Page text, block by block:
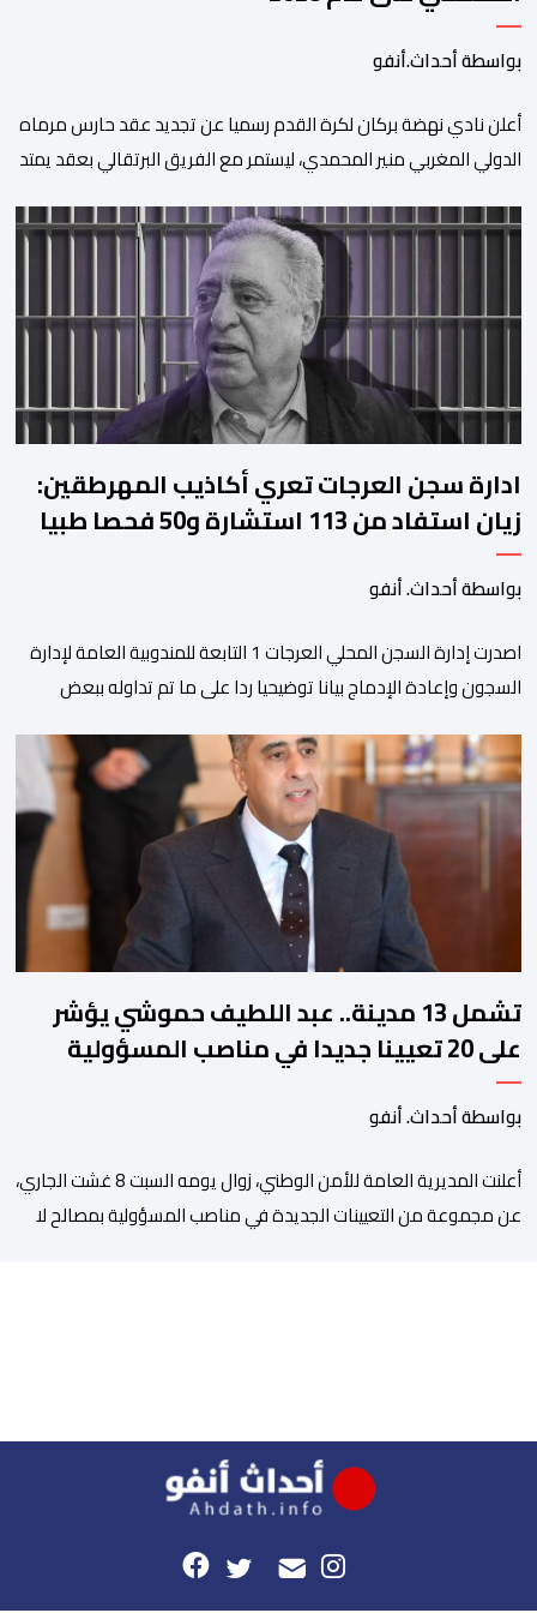
بواسطة أحداث.أنفو
​أعلن نادي نهضة بركان لكرة القدم رسميا عن تجديد عقد حارس مرماه
الدولي المغربي منير المحمدي، ليستمر مع الفريق البرتقالي بعقد يمتد
على منصات التواصل الاجتماعي، مصحوبا بعبارة “الرحلة مستمرة”، في
إشارة إلى رغبة الإدارة في الحفاظ على ركائز الفريق والتعزيز من
ادارة سجن العرجات تعري أكاذيب المهرطقين:
زيان استفاد من 113 استشارة و50 فحصا طبيا
بواسطة أحداث. أنفو
اصدرت إدارة السجن المحلي العرجات 1 التابعة للمندوبية العامة لإدارة
السجون وإعادة الإدماج بيانا توضيحيا ردا على ما تم تداوله ببعض
زيان، المعتقل بالمؤسسة ذاتها، وذلك لتنوير الرأي العام بالحقائق
والمعطيات الدقيقة.واوضحت إدارة المؤسسة السجنية أن المعني
بالأمر يستفيد منذ إيداعه من تتبع طبي منتظم ومستمر وفقا […]
تشمل 13 مدينة.. عبد اللطيف حموشي يؤشر
على 20 تعيينا جديدا في مناصب المسؤولية
بمصالح الأمن الوطني
بواسطة أحداث. أنفو
أعلنت المديرية العامة للأمن الوطني، زوال يومه السبت 8 غشت الجاري،
عن مجموعة من التعيينات الجديدة في مناصب المسؤولية بمصالح لا